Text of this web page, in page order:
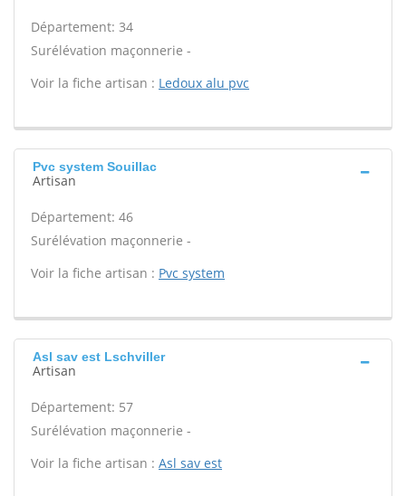
Département: 34
Surélévation maçonnerie -
Voir la fiche artisan : Ledoux alu pvc
Pvc system Souillac
Artisan
Département: 46
Surélévation maçonnerie -
Voir la fiche artisan : Pvc system
Asl sav est Lschviller
Artisan
Département: 57
Surélévation maçonnerie -
Voir la fiche artisan : Asl sav est